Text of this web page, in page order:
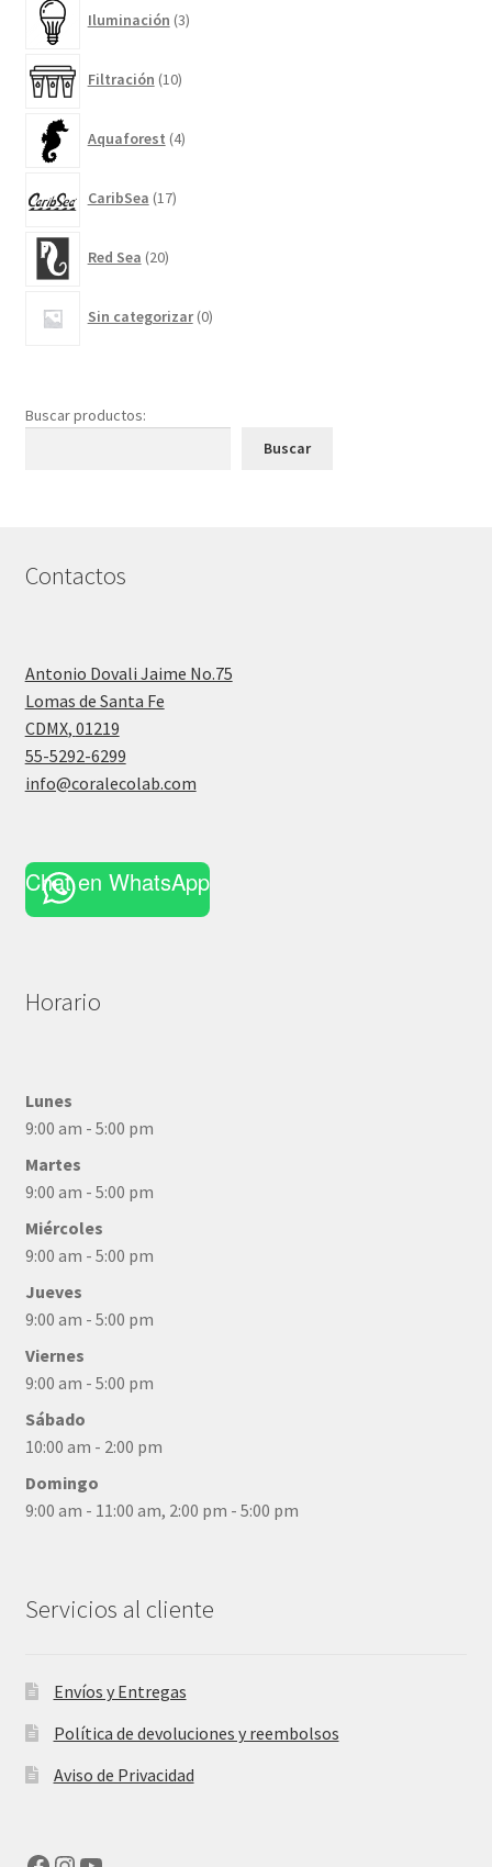
Iluminación 3productos
Filtración 10productos
Aquaforest 4productos
CaribSea 17productos
Red Sea 20productos
Sin categorizar 0productos
Buscar productos:
Buscar
Contactos
Antonio Dovali Jaime No.75
Lomas de Santa Fe
CDMX, 01219
55-5292-6299
info@coralecolab.com
Chat en WhatsApp
Horario
Lunes
9:00 am - 5:00 pm
Martes
9:00 am - 5:00 pm
Miércoles
9:00 am - 5:00 pm
Jueves
9:00 am - 5:00 pm
Viernes
9:00 am - 5:00 pm
Sábado
10:00 am - 2:00 pm
Domingo
9:00 am - 11:00 am, 2:00 pm - 5:00 pm
Servicios al cliente
Envíos y Entregas
Política de devoluciones y reembolsos
Aviso de Privacidad